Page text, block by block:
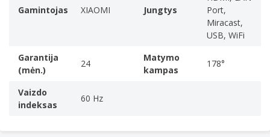
Spalvų gamos standartas
94%
TV imtuvas
The type of radio tuner e.g. analog
Skaitmeninio signalo formato sistema
Gamintojas XIAOMI Jungtys
Port,
Miracast,
USB, WiFi
Garantija
(mėn.)
24
Matymo
kampas
178°
Vaizdo
indeksas
60 Hz